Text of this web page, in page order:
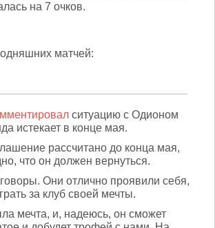
на 7 очков.
матчей:
ситуацию с Одионом
истекает в конце мая.
рассчитано до конца мая,
что он должен вернуться.
Они отлично проявили себя,
за клуб своей мечты.
мечта, и, надеюсь, он сможет